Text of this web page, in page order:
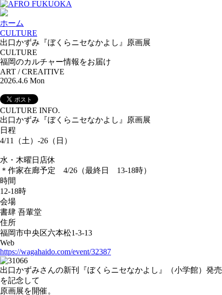
ホーム
CULTURE
出口かずみ『ぼくらニセなかよし』原画展
CULTURE
福岡のカルチャー情報をお届け
ART / CREAITIVE
2026.4.6 Mon
CULTURE INFO.
出口かずみ『ぼくらニセなかよし』原画展
日程
4/11（土）-26（日）
水・木曜日店休
＊作家在廊予定 4/26（最終日 13-18時）
時間
12-18時
会場
書肆 吾輩堂
住所
福岡市中央区六本松1-3-13
Web
https://wagahaido.com/event/32387
出口かずみさんの新刊『ぼくらニセなかよし』（小学館）発売
を記念して
原画展を開催。